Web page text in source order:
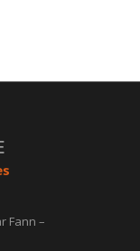
Fann –